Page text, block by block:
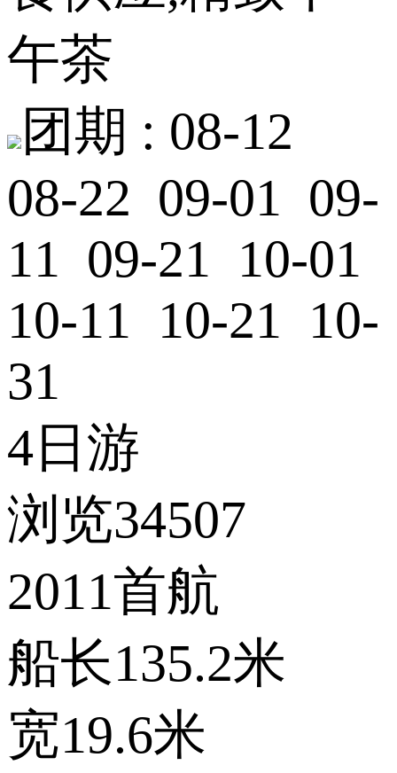
午茶
团期 : 08-12
08-22 09-01 09-
11 09-21 10-01
10-11 10-21 10-
31
4日游
浏览34507
2011首航
船长135.2米
宽19.6米